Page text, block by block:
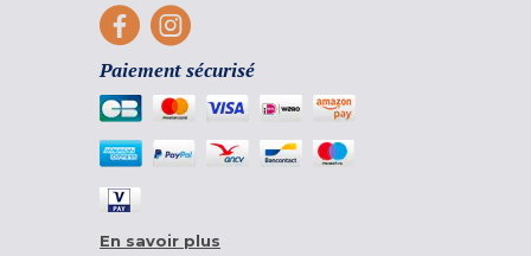
Paiement sécurisé
En savoir plus